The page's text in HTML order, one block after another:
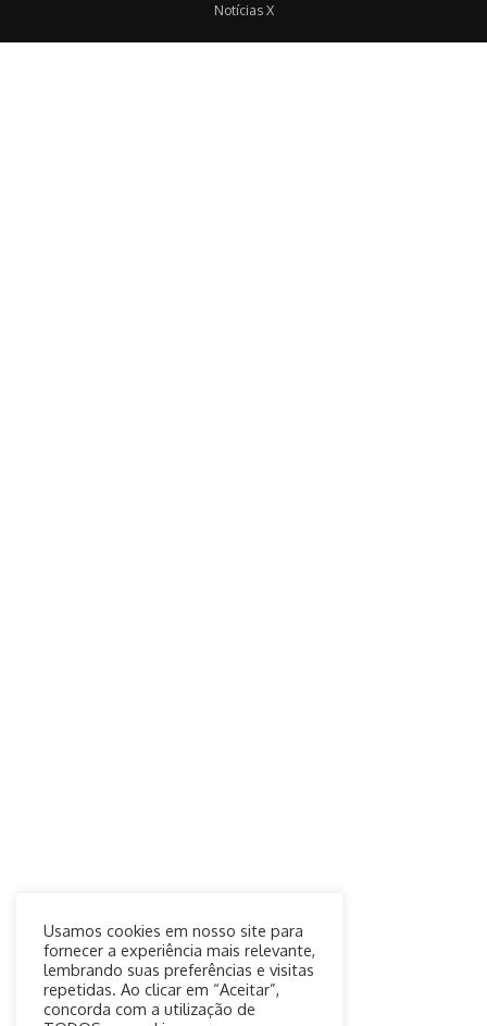
Notícias X
Usamos cookies em nosso site para
fornecer a experiência mais relevante,
lembrando suas preferências e visitas
repetidas. Ao clicar em “Aceitar”,
concorda com a utilização de